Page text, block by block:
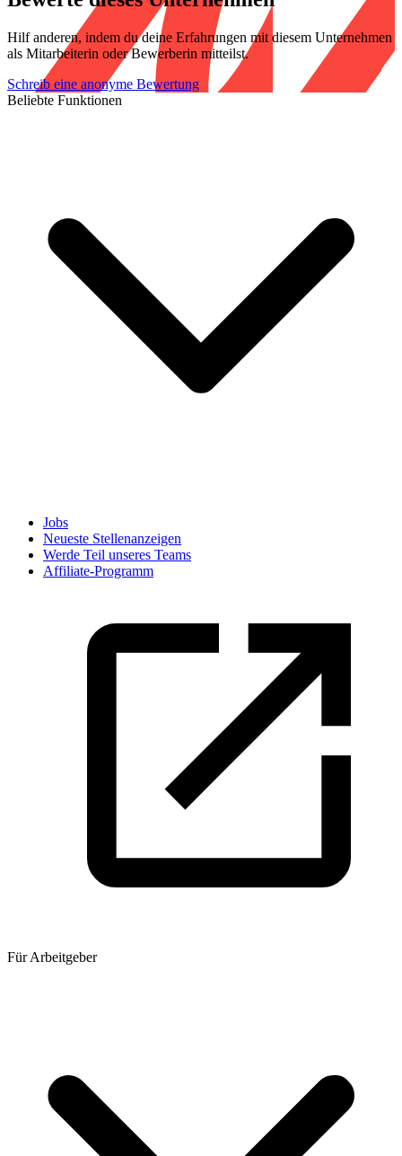
Hilf anderen, indem du deine Erfahrungen mit diesem Unternehmen
als Mitarbeiterin oder Bewerberin mitteilst.
Schreib eine anonyme Bewertung
Beliebte Funktionen
Jobs
Neueste Stellenanzeigen
Werde Teil unseres Teams
Affiliate-Programm
Für Arbeitgeber